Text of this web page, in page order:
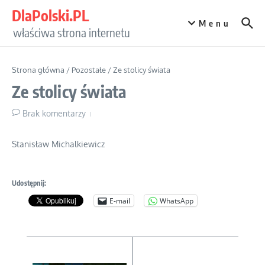
DlaPolski.PL
właściwa strona internetu
Menu
Strona główna / Pozostałe /Ze stolicy świata
Ze stolicy świata
Brak komentarzy
Stanisław Michalkiewicz
Udostępnij:
E-mail WhatsApp